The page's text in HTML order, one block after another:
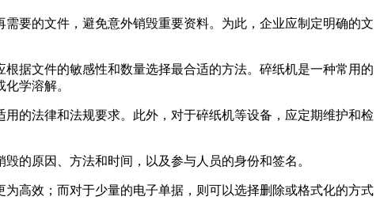
要的文件，避免意外销毁重要资料。为此，企业应制定明确的文
据文件的敏感性和数量选择最合适的方法。碎纸机是一种常用的
学溶解。
的法律和法规要求。此外，对于碎纸机等设备，应定期维护和检
的原因、方法和时间，以及参与人员的身份和签名。
高效；而对于少量的电子单据，则可以选择删除或格式化的方式